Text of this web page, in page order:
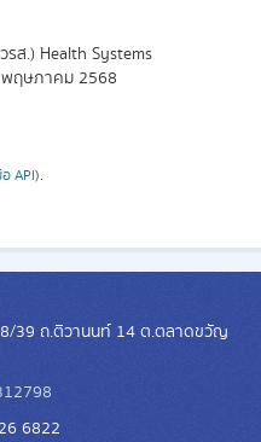
ส.) Health Systems
ฤษภาคม 2568
API).
39 ถ.ติวานนท์ 14 ต.ตลาดขวัญ
6822